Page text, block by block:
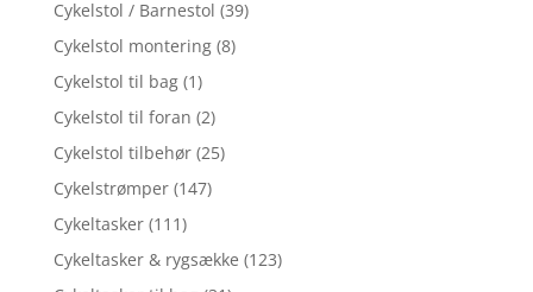
Cykelstol / Barnestol (39)
Cykelstol montering (8)
Cykelstol til bag (1)
Cykelstol til foran (2)
Cykelstol tilbehør (25)
Cykelstrømper (147)
Cykeltasker (111)
Cykeltasker & rygsække (123)